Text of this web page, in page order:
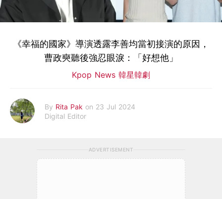
《幸福的國家》導演透露李善均當初接演的原因，
曹政奭聽後強忍眼淚：「好想他」
Kpop News 韓星韓劇
By Rita Pak on 23 Jul 2024
Digital Editor
ADVERTISEMENT